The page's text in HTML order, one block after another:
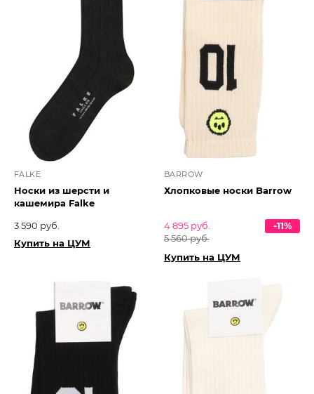
FALKE
Носки из шерсти и
кашемира Falke
3 590 руб.
Купить на ЦУМ
BARROW
Хлопковые носки Barrow
4 895 руб.
5 560 руб.
-11%
Купить на ЦУМ